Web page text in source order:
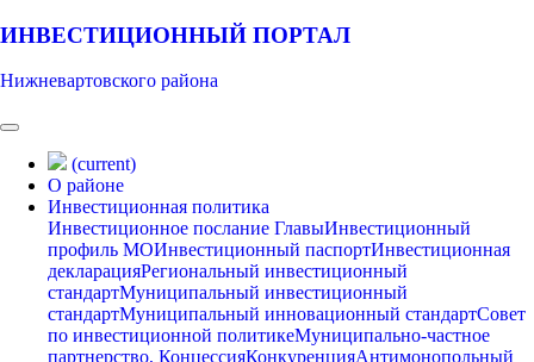
ИНВЕСТИЦИОННЫЙ ПОРТАЛ
Нижневартовского района
(current)
О районе
Инвестиционная политика
Инвестиционное послание ГлавыИнвестиционный
профиль МОИнвестиционный паспортИнвестиционная
декларацияРегиональный инвестиционный
стандартМуниципальный инвестиционный
стандартМуниципальный инновационный стандартСовет
по инвестиционной политикеМуниципально-частное
партнерство, КонцессияКонкуренцияАнтимонопольный